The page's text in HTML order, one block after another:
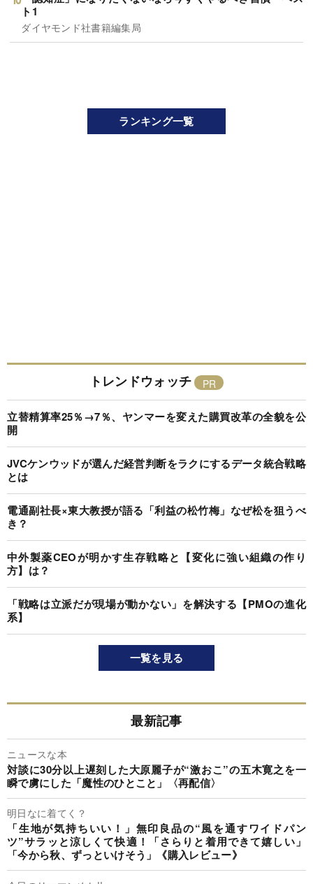
ト1
ダイヤモンド社書籍編集局
ランキング一覧
トレンドウォッチ
立替精算率25％→7％、ヤンマーを変えた購買改革の全貌を公
開
JVCケンウッドが選んだ経営判断をラクにするデータ統合戦略
とは
電通副社長×東大教授が語る「利益の松竹梅」なぜ松を狙うべ
き？
中外製薬CEOが明かす生存戦略と【変化に強い組織の作り
方】は？
「戦略は立派だが現場が動かない」を解決する【PMOの進化
系】
一覧を見る
最新記事
ニュースな本
対談に30分以上遅刻した大原麗子が“激おこ”の五木寛之を一
瞬で虜にした「魔性のひとこと」〈再配信〉
明日なに着てく？
「生地が気持ちいい！」無印良品の“風を通すワイドパン
ツ”サラッと涼しくて快適！「さらりと着用できて嬉しい」
「今から秋、ずっといけそう」《購入レビュー》